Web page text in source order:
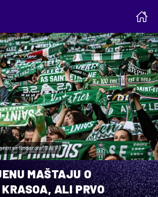
sa Rodezom (©AFP)
MAŠTAJU O
ALI PRVO